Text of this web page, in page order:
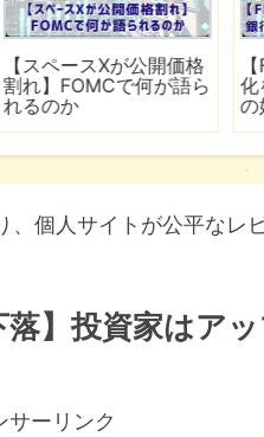
【FRB高官がインフレ鈍
化を歓迎】銀行大手5行
の好決算でシーズン開
個人サイトが公平なレ
】投資家はア
サーリンク